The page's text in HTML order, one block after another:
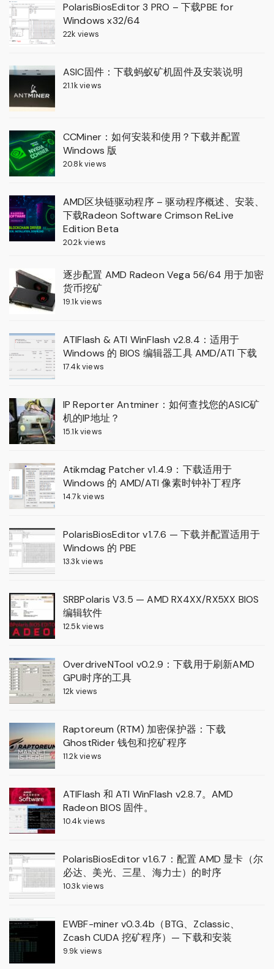
PolarisBiosEditor 3 PRO – 下载PBE for
Windows x32/64
22k views
ASIC固件：下载蚂蚁矿机固件及安装说明
21.1k views
CCMiner：如何安装和使用？下载并配置
Windows 版
20.8k views
AMD区块链驱动程序 – 驱动程序概述、安装、
下载Radeon Software Crimson ReLive
Edition Beta
20.2k views
逐步配置 AMD Radeon Vega 56/64 用于加密
货币挖矿
19.1k views
ATIFlash & ATI WinFlash v2.8.4：适用于
Windows 的 BIOS 编辑器工具 AMD/ATI 下载
17.4k views
IP Reporter Antminer：如何查找您的ASIC矿
机的IP地址？
15.1k views
Atikmdag Patcher v1.4.9：下载适用于
Windows 的 AMD/ATI 像素时钟补丁程序
14.7k views
PolarisBiosEditor v1.7.6 — 下载并配置适用于
Windows 的 PBE
13.3k views
SRBPolaris V3.5 — AMD RX4XX/RX5XX BIOS
编辑软件
12.5k views
OverdriveNTool v0.2.9：下载用于刷新AMD
GPU时序的工具
12k views
Raptoreum (RTM) 加密保护器：下载
GhostRider 钱包和挖矿程序
11.2k views
ATIFlash 和 ATI WinFlash v2.8.7。AMD
Radeon BIOS 固件。
10.4k views
PolarisBiosEditor v1.6.7：配置 AMD 显卡（尔
必达、美光、三星、海力士）的时序
10.3k views
EWBF-miner v0.3.4b（BTG、Zclassic、
Zcash CUDA 挖矿程序）— 下载和安装
9.9k views